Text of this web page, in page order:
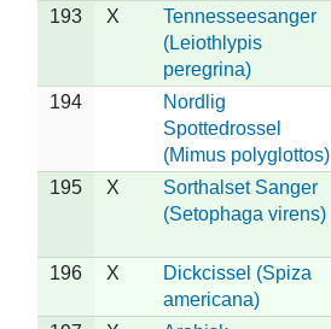
193 X
Tennesseesanger
(Leiothlypis
peregrina)
194
Nordlig
Spottedrossel
(Mimus polyglottos)
195 X
Sorthalset Sanger
(Setophaga virens)
196
X
Dickcissel (Spiza
americana)